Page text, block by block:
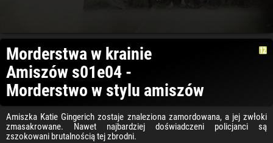
Morderstwa w krainie
Amiszów s01e04 -
Morderstwo w stylu amiszów
Amiszka Katie Gingerich zostaje znaleziona zamordowana, a jej zwłoki
zmasakrowane. Nawet najbardziej doświadczeni policjanci są
zszokowani brutalnością tej zbrodni.